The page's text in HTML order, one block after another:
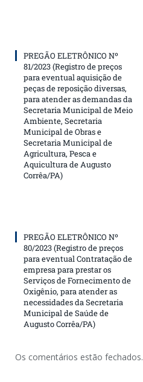
PREGÃO ELETRÔNICO Nº
81/2023 (Registro de preços
para eventual aquisição de
peças de reposição diversas,
para atender as demandas da
Secretaria Municipal de Meio
Ambiente, Secretaria
Municipal de Obras e
Secretaria Municipal de
Agricultura, Pesca e
Aquicultura de Augusto
Corrêa/PA)
PREGÃO ELETRÔNICO Nº
80/2023 (Registro de preços
para eventual Contratação de
empresa para prestar os
Serviços de Fornecimento de
Oxigênio, para atender as
necessidades da Secretaria
Municipal de Saúde de
Augusto Corrêa/PA)
Os comentários estão fechados.